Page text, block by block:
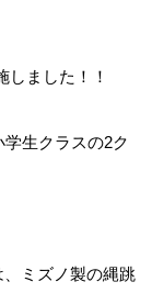
しました！！
生クラスの2ク
ミズノ製の縄跳